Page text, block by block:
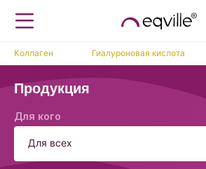
Коллаген Гиалуроновая кислота
Продукция
Для кого
Для всех